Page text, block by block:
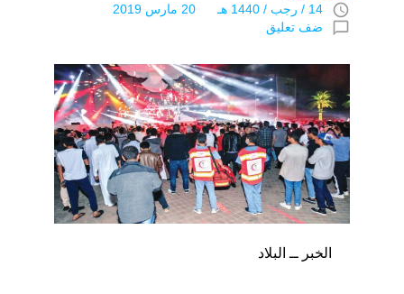
access_time 14 / رجب / 1440 هـ 20 مارس 2019
chat_bubble_outline ضف تعليق
الخبر ــ البلاد